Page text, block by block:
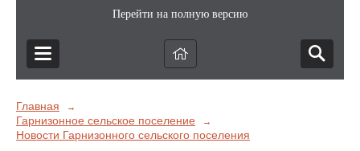
Перейти на полную версию
Главная →
Гарнизонное сельское поселение →
Новости Гарнизонного сельского поселения